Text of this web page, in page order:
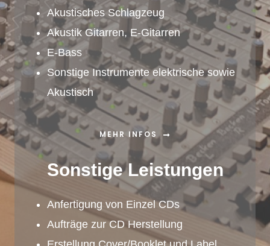
Akustisches Schlagzeug
Akustik Gitarren, E-Gitarren
E-Bass
Sonstige Instrumente elektrische sowie
Akustisch
MEHR INFOS
Sonstige Leistungen
Anfertigung von Einzel CDs
Aufträge zur CD Herstellung